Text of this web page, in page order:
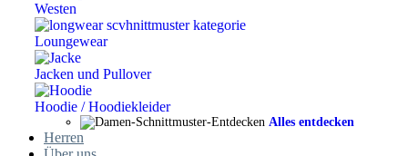
Westen
Loungewear
Jacken und Pullover
Hoodie / Hoodiekleider
Alles entdecken
Herren